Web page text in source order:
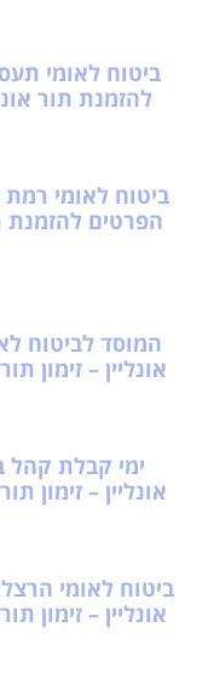
להזמנת תור
הפרטים להזמנת
אונליין – זימון
אונליין –
אונליין – זימון